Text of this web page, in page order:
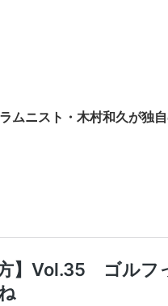
ムニスト・木村和久が独